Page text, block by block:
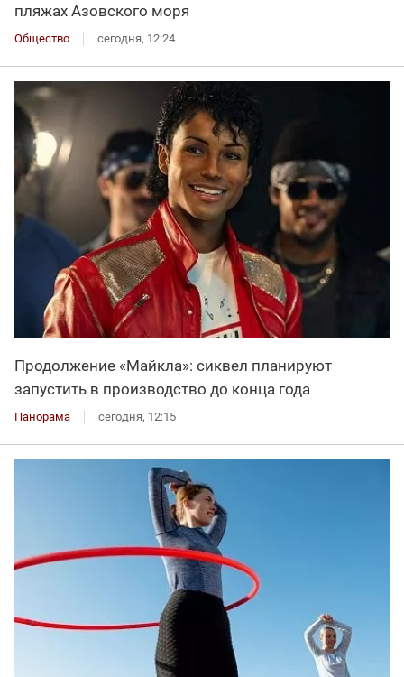
пляжах Азовского моря
Общество сегодня, 12:24
Продолжение «Майкла»: сиквел планируют
запустить в производство до конца года
Панорама сегодня, 12:15